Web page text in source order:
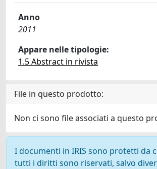
Anno
2011
Appare nelle tipologie:
1.5 Abstract in rivista
File in questo prodotto:
Non ci sono file associati a questo
I documenti in IRIS sono protetti da
tutti i diritti sono riservati, salvo